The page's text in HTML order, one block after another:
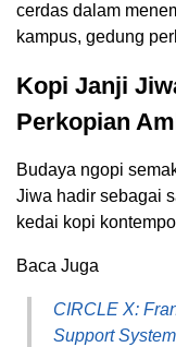
cerdas dalam
kampus, gedung
Kopi Janji
Perkopian
Budaya ngopi
Jiwa hadir sebagai
kedai kopi
Baca Juga
CIRCLE X:
Support